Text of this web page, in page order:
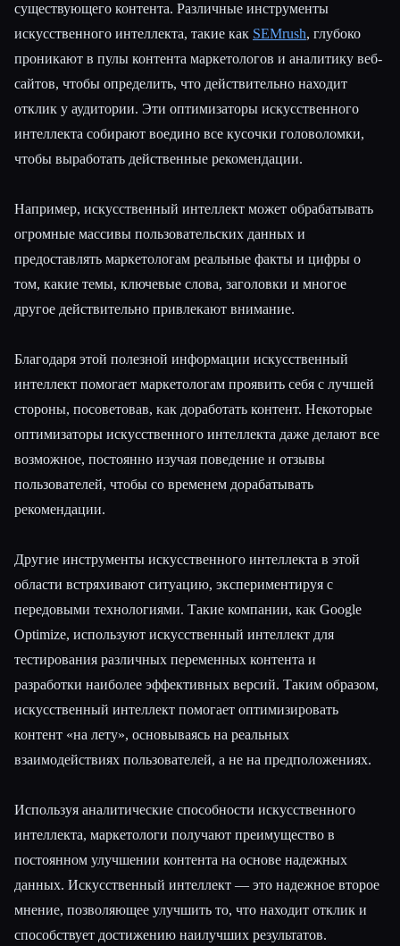
существующего контента. Различные инструменты
искусственного интеллекта, такие как SEMrush, глубоко
проникают в пулы контента маркетологов и аналитику веб-
сайтов, чтобы определить, что действительно находит
отклик у аудитории. Эти оптимизаторы искусственного
интеллекта собирают воедино все кусочки головоломки,
чтобы выработать действенные рекомендации.
Например, искусственный интеллект может обрабатывать
огромные массивы пользовательских данных и
предоставлять маркетологам реальные факты и цифры о
том, какие темы, ключевые слова, заголовки и многое
другое действительно привлекают внимание.
Благодаря этой полезной информации искусственный
интеллект помогает маркетологам проявить себя с лучшей
стороны, посоветовав, как доработать контент. Некоторые
оптимизаторы искусственного интеллекта даже делают все
возможное, постоянно изучая поведение и отзывы
пользователей, чтобы со временем дорабатывать
рекомендации.
Другие инструменты искусственного интеллекта в этой
области встряхивают ситуацию, экспериментируя с
передовыми технологиями. Такие компании, как Google
Optimize, используют искусственный интеллект для
тестирования различных переменных контента и
разработки наиболее эффективных версий. Таким образом,
искусственный интеллект помогает оптимизировать
контент «на лету», основываясь на реальных
взаимодействиях пользователей, а не на предположениях.
Используя аналитические способности искусственного
интеллекта, маркетологи получают преимущество в
постоянном улучшении контента на основе надежных
данных. Искусственный интеллект — это надежное второе
мнение, позволяющее улучшить то, что находит отклик и
способствует достижению наилучших результатов.